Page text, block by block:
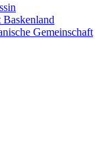
Gemeinschaft